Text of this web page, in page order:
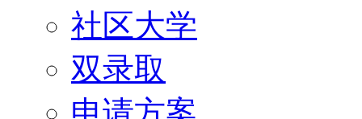
社区大学
双录取
申请方案